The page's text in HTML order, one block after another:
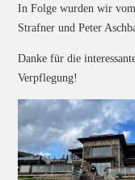
In Folge wurden wir
Strafner und Peter
Danke für die
Verpflegung!